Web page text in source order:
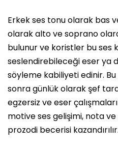
Erkek ses tonu olarak bas
olarak alto ve soprano
bulunur ve koristler bu ses
seslendirebileceği eser ya
söyleme kabiliyeti edinir.
sonra günlük olarak şef
egzersiz ve eser
motive ses gelişimi, nota
prozodi becerisi kazandırılır.